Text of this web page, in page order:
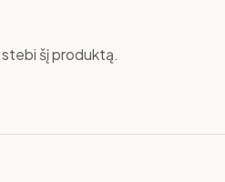
šį produktą.